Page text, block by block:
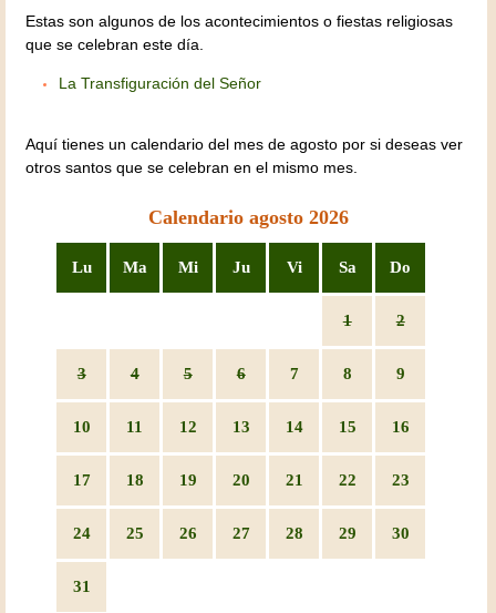
Estas son algunos de los acontecimientos o fiestas religiosas
que se celebran este día.
La Transfiguración del Señor
Aquí tienes un calendario del mes de agosto por si deseas ver
otros santos que se celebran en el mismo mes.
Calendario agosto 2026
Lu Ma Mi Ju Vi Sa Do
1 2
3 4 5 6 7 8 9
10 11 12 13 14 15 16
17 18 19 20 21 22 23
24 25 26 27 28 29 30
31